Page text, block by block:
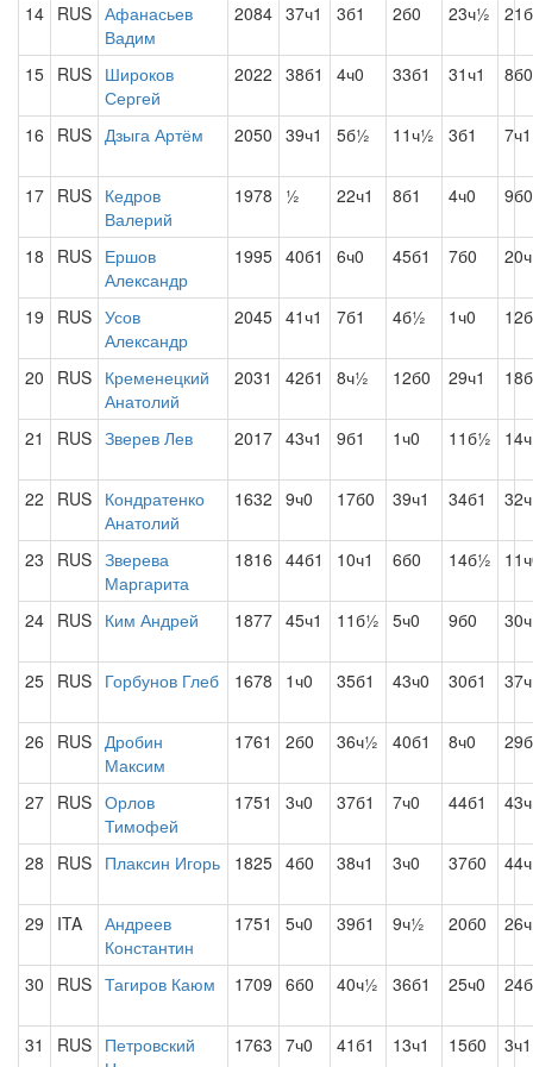
14 RUS Афанасьев
Вадим
2084 37ч1 3б1 2б0 23ч½
15 RUS Широков
Сергей
2022 38б1 4ч0 33б1 31ч1 8б0
16 RUS Дзыга Артём 2050 39ч1 5б½ 11ч½ 3б1 7ч1
17 RUS Кедров
Валерий
1978 ½ 22ч1 8б1 4ч0 9б0
18 RUS Ершов
Александр
1995 40б1 6ч0 45б1 7б0
19 RUS Усов
Александр
2045 41ч1 7б1 4б½ 1ч0
20 RUS Кременецкий
Анатолий
2031 42б1 8ч½ 12б0 29ч1
21 RUS Зверев Лев 2017 43ч1 9б1 1ч0 11б½
22 RUS Кондратенко
Анатолий
1632 9ч0 17б0 39ч1 34б1
23 RUS Зверева
Маргарита
1816 44б1 10ч1 6б0 14б½
24 RUS Ким Андрей 1877 45ч1 11б½ 5ч0 9б0
25 RUS Горбунов Глеб 1678 1ч0 35б1 43ч0 30б1
26 RUS Дробин
Максим
1761 2б0 36ч½ 40б1 8ч0
27 RUS Орлов
Тимофей
1751 3ч0 37б1 7ч0 44б1
28 RUS Плаксин Игорь 1825 4б0 38ч1 3ч0 37б0
29 ITA
Андреев
Константин
1751 5ч0 39б1 9ч½ 20б0
30 RUS Тагиров Каюм 1709 6б0 40ч½ 36б1 25ч0
31 RUS Петровский
1763 7ч0 41б1 13ч1 15б0 3ч1